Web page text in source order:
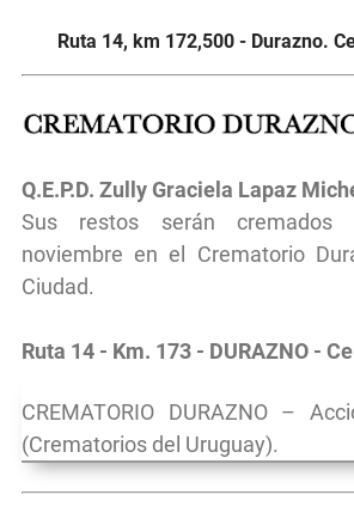
Ruta 14, km 172,500 - Durazno.
Q.E.P.D. Zully Graciela Lapaz
Sus restos serán
noviembre en el Crematorio
Ciudad.
Ruta 14 - Km. 173 - DURAZNO -
CREMATORIO DURAZNO –
(Crematorios del Uruguay).